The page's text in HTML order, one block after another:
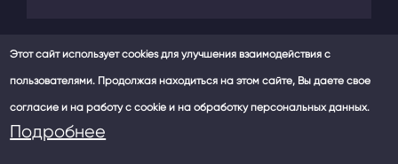
Мы в социальных сетях -
Политика конфиденциальности
Этот сайт использует cookies для улучшения взаимодействия с
пользователями. Продолжая находиться на этом сайте, Вы даете свое
согласие и на работу с cookie и на обработку персональных данных.
Подробнее